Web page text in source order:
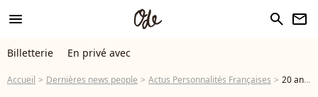
menu search newsletter
Billetterie En privé avec
Accueil Dernières news people Actus Personnalités Françaises 20 ans après la disparition de Bernard Loiseau, François Simon en paye toujours le prix : "Ça m'a coûté très cher"